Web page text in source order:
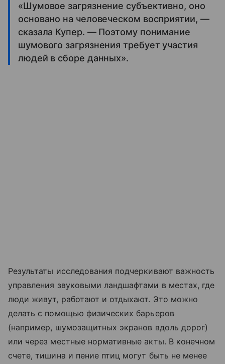
«Шумовое загрязнение субъективно, оно
основано на человеческом восприятии, —
сказала Купер. — Поэтому понимание
шумового загрязнения требует участия
людей в сборе данных».
Результаты исследования подчеркивают важность
управления звуковыми ландшафтами в местах, где
люди живут, работают и отдыхают. Это можно
делать с помощью физических барьеров
(например, шумозащитных экранов вдоль дорог)
или через местные нормативные акты. В конечном
счете, тишина и пение птиц могут быть не менее